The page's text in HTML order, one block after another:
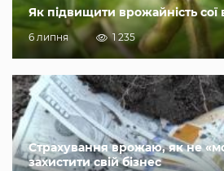
Як підвищити врожайність сої
6 липня 1 235
Страхування врожаю, як не
захистити свій бізнес